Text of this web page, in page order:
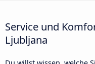
Service und
Ljubljana